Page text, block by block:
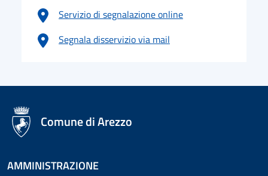
Servizio di segnalazione online
Segnala disservizio via mail
logo Unione Europea
Comune di Arezzo
AMMINISTRAZIONE